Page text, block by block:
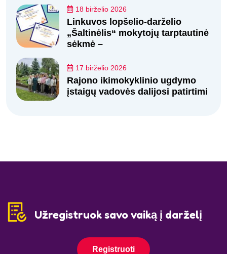
18 birželio 2026
Linkuvos lopšelio-darželio
„Šaltinėlis“ mokytojų tarptautinė
sėkmė –
17 birželio 2026
Rajono ikimokyklinio ugdymo
įstaigų vadovės dalijosi patirtimi
Užregistruok savo vaiką į darželį
Registruoti